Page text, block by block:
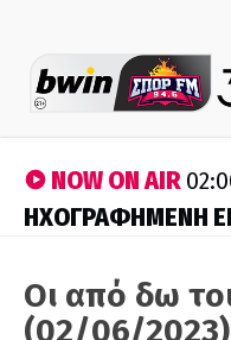
NOW ON AIR
ΗΧΟΓΡΑΦΗΜΕΝΗ
Οι από δω
(02/06/2023)